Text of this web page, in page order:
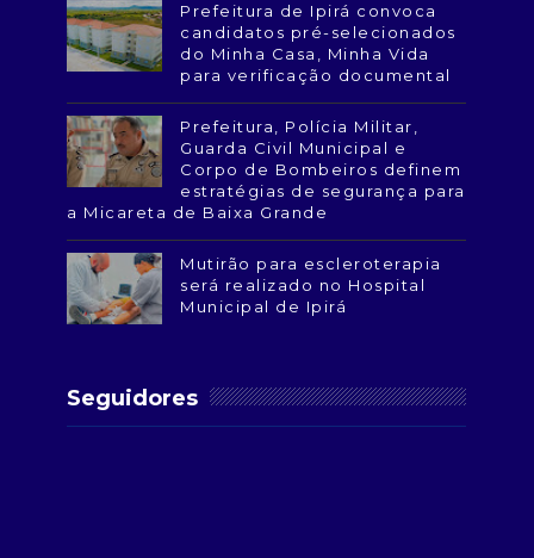
Prefeitura de Ipirá convoca
candidatos pré-selecionados
do Minha Casa, Minha Vida
para verificação documental
Prefeitura, Polícia Militar,
Guarda Civil Municipal e
Corpo de Bombeiros definem
estratégias de segurança para
a Micareta de Baixa Grande
Mutirão para escleroterapia
será realizado no Hospital
Municipal de Ipirá
Seguidores